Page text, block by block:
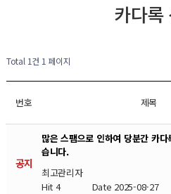
카다록
Total 1건 1 페이지
번호 제목
공지
많은 스팸으로 인하여 당분간 카
습니다.
최고관리자
Hit 4 Date 2025-08-27